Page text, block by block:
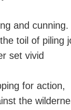
and cunning.
toil of piling
set vivid
for action,
the